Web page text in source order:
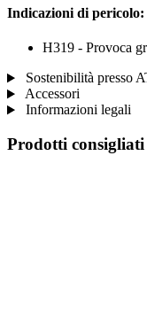
Indicazioni di pericolo:
H319 - Provoca
Sostenibilità presso
Accessori
Informazioni legali
Prodotti consigliati